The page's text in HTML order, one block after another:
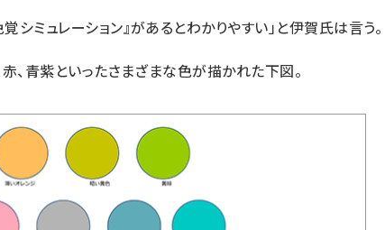
シミュレーション』があるとわかりやすい」と伊賀氏は言う。
赤、青紫といったさまざまな色が描かれた下図。